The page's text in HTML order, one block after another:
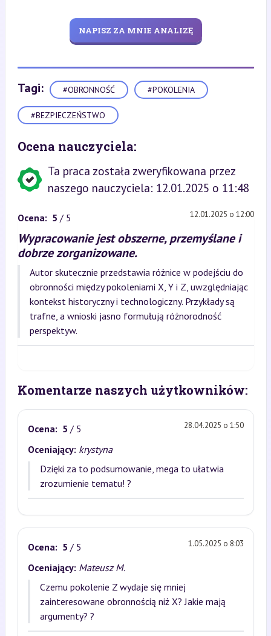
NAPISZ ZA MNIE ANALIZĘ
Tagi: #OBRONNOŚĆ #POKOLENIA
#BEZPIECZEŃSTWO
Ocena nauczyciela:
Ta praca została zweryfikowana przez
naszego nauczyciela: 12.01.2025 o 11:48
Ocena: 5 / 5 12.01.2025 o 12:00
Wypracowanie jest obszerne, przemyślane i
dobrze zorganizowane.
Autor skutecznie przedstawia różnice w podejściu do
obronności między pokoleniami X, Y i Z, uwzględniając
kontekst historyczny i technologiczny. Przykłady są
trafne, a wnioski jasno formułują różnorodność
perspektyw.
Komentarze naszych użytkowników:
Ocena: 5 / 5 28.04.2025 o 1:50
Oceniający: krystyna
Dzięki za to podsumowanie, mega to ułatwia
zrozumienie tematu! ?
Ocena: 5 / 5 1.05.2025 o 8:03
Oceniający: Mateusz M.
Czemu pokolenie Z wydaje się mniej
zainteresowane obronnością niż X? Jakie mają
argumenty? ?